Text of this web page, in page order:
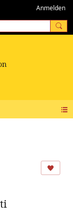
Anmelden